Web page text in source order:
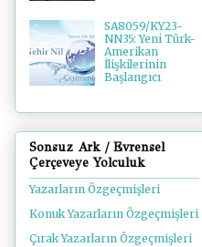
SA8059/KY23-
NN35: Yeni Türk-
Amerikan
İlişkilerinin
Başlangıcı
Sonsuz Ark / Evrensel
Çerçeveye Yolculuk
Yazarların Özgeçmişleri
Konuk Yazarların Özgeçmişleri
Çırak Yazarların Özgeçmişleri